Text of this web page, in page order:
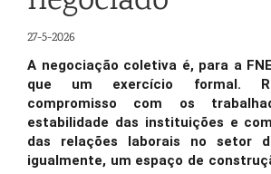
27-5-2026
A negociação coletiva é, para a
que um exercício formal.
compromisso com os
estabilidade das instituições e
das relações laborais no setor
igualmente, um espaço de